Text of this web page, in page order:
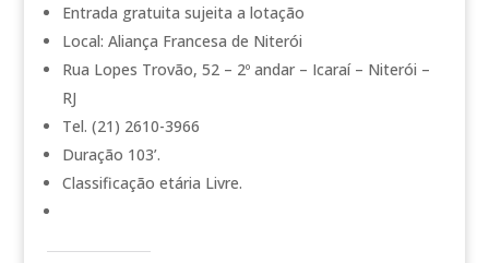
Entrada gratuita sujeita a lotação
Local: Aliança Francesa de Niterói
Rua Lopes Trovão, 52 – 2º andar – Icaraí – Niterói –
RJ
Tel. (21) 2610-3966
Duração 103’.
Classificação etária Livre.